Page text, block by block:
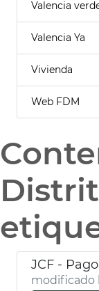
Valencia
Valencia Ya
Vivienda
Web FDM
modificado